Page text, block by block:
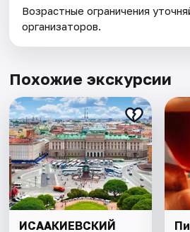
Возрастные ограничения
организаторов.
Похожие экскурсии
ИСААКИЕВСКИЙ